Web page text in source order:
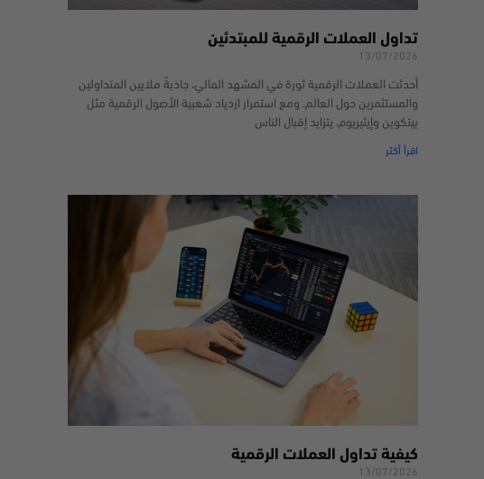
تداول العملات الرقمية للمبتدئين
13/07/2026
أحدثت العملات الرقمية ثورة في المشهد المالي، جاذبةً ملايين المتداولين
والمستثمرين حول العالم. ومع استمرار ازدياد شعبية الأصول الرقمية مثل
بيتكوين وإيثيريوم، يتزايد إقبال الناس
اقرأ أكثر
كيفية تداول العملات الرقمية
13/07/2026